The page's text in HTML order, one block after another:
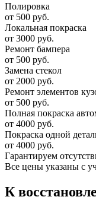
Полировка
от 500 руб.
Локальная покраска
от 3000 руб.
Ремонт бампера
от 500 руб.
Замена стекол
от 2000 руб.
Ремонт элементов
от 500 руб.
Полная покраска
от 4000 руб.
Покраска одной
от 4000 руб.
Гарантируем
Все цены указаны с
К